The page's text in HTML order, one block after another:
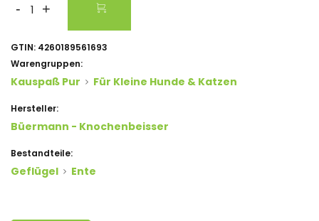
- +
GTIN: 4260189561693
Warengruppen:
Kauspaß Pur Für Kleine Hunde & Katzen
Hersteller:
Büermann - Knochenbeisser
Bestandteile:
Geflügel Ente